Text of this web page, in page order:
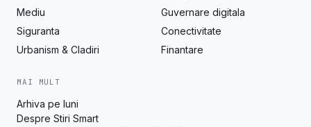
Mediu
Guvernare digitala
Siguranta
Conectivitate
Urbanism & Cladiri
Finantare
MAI MULT
Arhiva pe luni
Despre Stiri Smart